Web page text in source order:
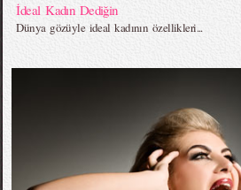
İdeal Kadın Dediğin
Dünya gözüyle ideal kadının özellikleri...